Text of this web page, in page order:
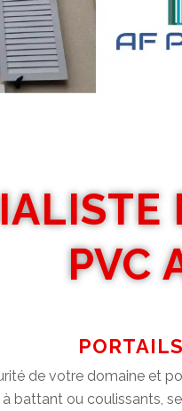
PVC
de votre domaine et
battant ou coulissants,